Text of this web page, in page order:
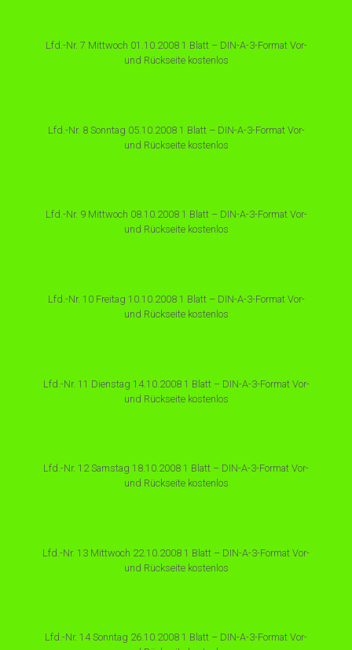
Lfd.-Nr. 7 Mittwoch 01.10.2008 1 Blatt – DIN-A-3-Format Vor-
und Rückseite kostenlos
Lfd.-Nr. 8 Sonntag 05.10.2008 1 Blatt – DIN-A-3-Format Vor-
und Rückseite kostenlos
Lfd.-Nr. 9 Mittwoch 08.10.2008 1 Blatt – DIN-A-3-Format Vor-
und Rückseite kostenlos
Lfd.-Nr. 10 Freitag 10.10.2008 1 Blatt – DIN-A-3-Format Vor-
und Rückseite kostenlos
Lfd.-Nr. 11 Dienstag 14.10.2008 1 Blatt – DIN-A-3-Format Vor-
und Rückseite kostenlos
Lfd.-Nr. 12 Samstag 18.10.2008 1 Blatt – DIN-A-3-Format Vor-
und Rückseite kostenlos
Lfd.-Nr. 13 Mittwoch 22.10.2008 1 Blatt – DIN-A-3-Format Vor-
und Rückseite kostenlos
Lfd.-Nr. 14 Sonntag 26.10.2008 1 Blatt – DIN-A-3-Format Vor-